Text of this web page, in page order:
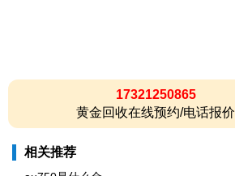
17321250865
黄金回收在线预约/电话报价
相关推荐